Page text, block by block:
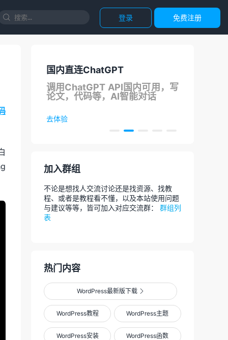
登录 免费注册

国内直连ChatGPT
调用ChatGPT API国内可用，写
论文，代码等，AI智能对话
去体验
加入群组
不论是想找人交流讨论还是找资源、找教
程、或者是教程看不懂，以及本站使用问题
与建议等等，皆可加入对应交流群： 群组列
表
热门内容
WordPress最新版下载 
WordPress教程 WordPress主题
WordPress安装 WordPress函数